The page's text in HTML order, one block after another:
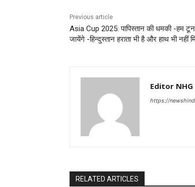
Previous article
Asia Cup 2025: पापिस्तान की धमकी -हम
जायेंगे -हिन्दुस्तान हराता भी है और हाथ भी नहीं
Editor NHG
https://
RELATED ARTICLES